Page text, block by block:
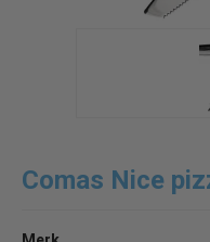
Comas Nice